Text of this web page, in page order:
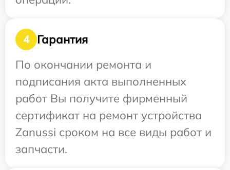
4
Гарантия
По окончании ремонта и
подписания акта выполненных
работ Вы получите фирменный
сертификат на ремонт устройства
Zanussi сроком на все виды работ и
запчасти.